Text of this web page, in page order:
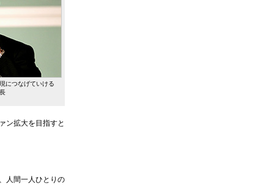
につなげていける
ン拡大を目指すと
人間一人ひとりの